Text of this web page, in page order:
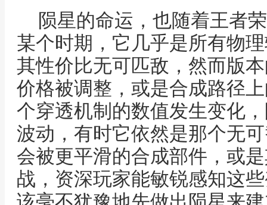
陨星的命运，也随着王者
某个时期，它几乎是所有物
其性价比无可匹敌，然而版
价格被调整，或是合成路径
个穿透机制的数值发生变化
波动，有时它依然是那个无
会被更平滑的合成部件，或
战，资深玩家能敏锐感知这